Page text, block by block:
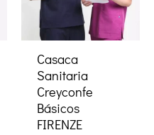
se
pueden
en
la
Casaca
Sanitaria
Creyconfe
Básicos
FIRENZE